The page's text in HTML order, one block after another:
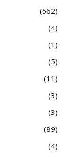
662
4
1
5
11
3
3
89
4